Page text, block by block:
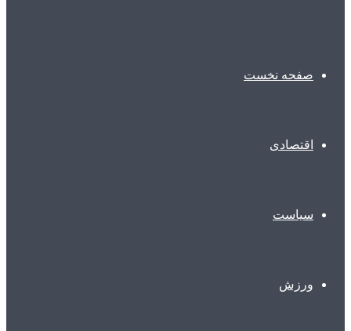
صفحه نخست
اقتصادی
سیاست
ورزش